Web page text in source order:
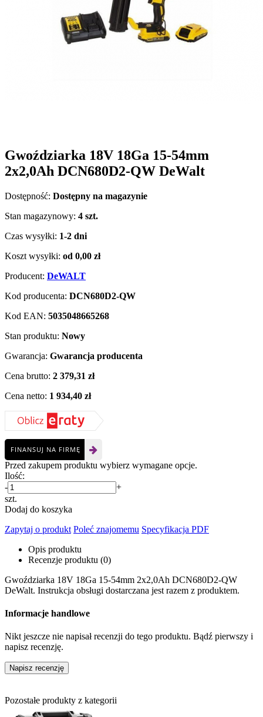
Gwoździarka 18V 18Ga 15-54mm
2x2,0Ah DCN680D2-QW DeWalt
Dostępność: Dostępny na magazynie
Stan magazynowy: 4 szt.
Czas wysyłki: 1-2 dni
Koszt wysyłki: od 0,00 zł
Producent: DeWALT
Kod producenta: DCN680D2-QW
Kod EAN: 5035048665268
Stan produktu: Nowy
Gwarancja: Gwarancja producenta
Cena brutto: 2 379,31 zł
Cena netto: 1 934,40 zł
FINANSUJ NA FIRMĘ
Przed zakupem produktu wybierz wymagane opcje.
Ilość:
-
+
szt.
Dodaj do koszyka
Zapytaj o produkt Poleć znajomemu Specyfikacja PDF
Opis produktu
Recenzje produktu (0)
Gwoździarka 18V 18Ga 15-54mm 2x2,0Ah DCN680D2-QW
DeWalt. Instrukcja obsługi dostarczana jest razem z produktem.
Informacje handlowe
Nikt jeszcze nie napisał recenzji do tego produktu. Bądź pierwszy i
napisz recenzję.
Napisz recenzję
Pozostałe produkty z kategorii